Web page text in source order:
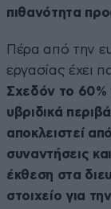
πιθανότητα
Πέρα από την
εργασίας έχει
Σχεδόν το 60%
υβριδικά
αποκλειστεί
συναντήσεις
έκθεση στα
στοιχείο για